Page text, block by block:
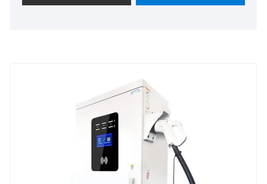
hibridlər, təmiz elektrik avtomobilləri və plug-in
açıq dayanacaqlarda, magistral yollarda və logistika
mərkəzlərində geniş istifadə olunur.